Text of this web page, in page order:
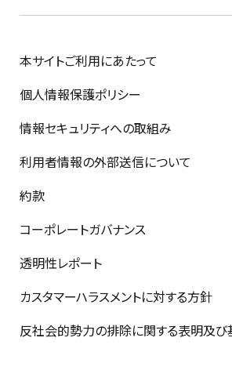
本サイトご利用にあたって
個人情報保護ポリシー
情報セキュリティへの取組み
利用者情報の外部送信について
約款
コーポレートガバナンス
透明性レポート
カスタマーハラスメントに対する方針
反社会的勢力の排除に関する表明及